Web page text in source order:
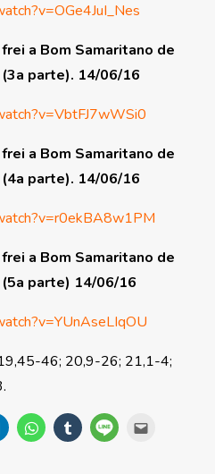
a Bom Samaritano de
parte). 14/06/16
a Bom Samaritano de
parte). 14/06/16
a Bom Samaritano de
parte) 14/06/16
46; 20,9-26; 21,1-4;